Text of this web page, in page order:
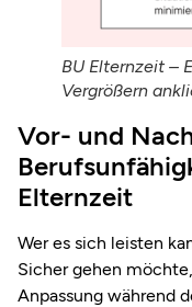
BU Elternzeit –
Vergrößern
Vor- und
Elternzeit
Wer es sich leisten
Sicher gehen
Anpassung während